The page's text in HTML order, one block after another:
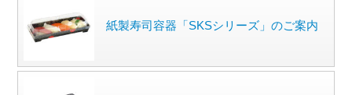
紙製寿司容器「SKSシリーズ」のご案内